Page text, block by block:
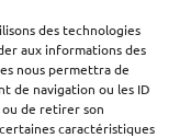
des technologies
aux informations des
nous permettra de
de navigation ou les ID
de retirer son
caractéristiques
?